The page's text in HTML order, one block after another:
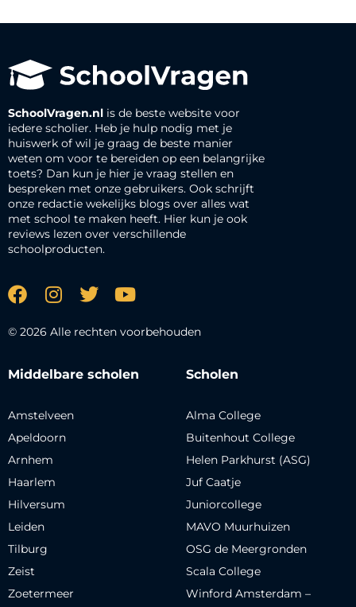
SchoolVragen.nl is de beste website voor
iedere scholier. Heb je hulp nodig met je
huiswerk of wil je graag de beste manier
weten om voor te bereiden op een belangrijke
toets? Dan kun je hier je vraag stellen en
bespreken met onze gebruikers. Ook schrijft
onze redactie wekelijks blogs over alles wat
met school te maken heeft. Hier kun je ook
reviews lezen over verschillende
schoolproducten.
© 2026 Alle rechten voorbehouden
Middelbare scholen
Amstelveen
Apeldoorn
Arnhem
Haarlem
Hilversum
Leiden
Tilburg
Zeist
Zoetermeer
Scholen
Alma College
Buitenhout College
Helen Parkhurst (ASG)
Juf Caatje
Juniorcollege
MAVO Muurhuizen
OSG de Meergronden
Scala College
Winford Amsterdam –